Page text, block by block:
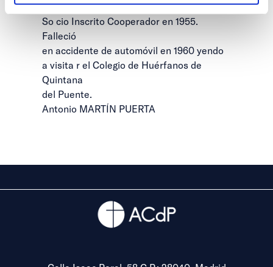
Centro de Madrid desde 1942, pasando a
So cio Inscrito Cooperador en 1955.
Falleció
en accidente de automóvil en 1960 yendo
a visita r el Colegio de Huérfanos de
Quintana
del Puente.
Antonio MARTÍN PUERTA